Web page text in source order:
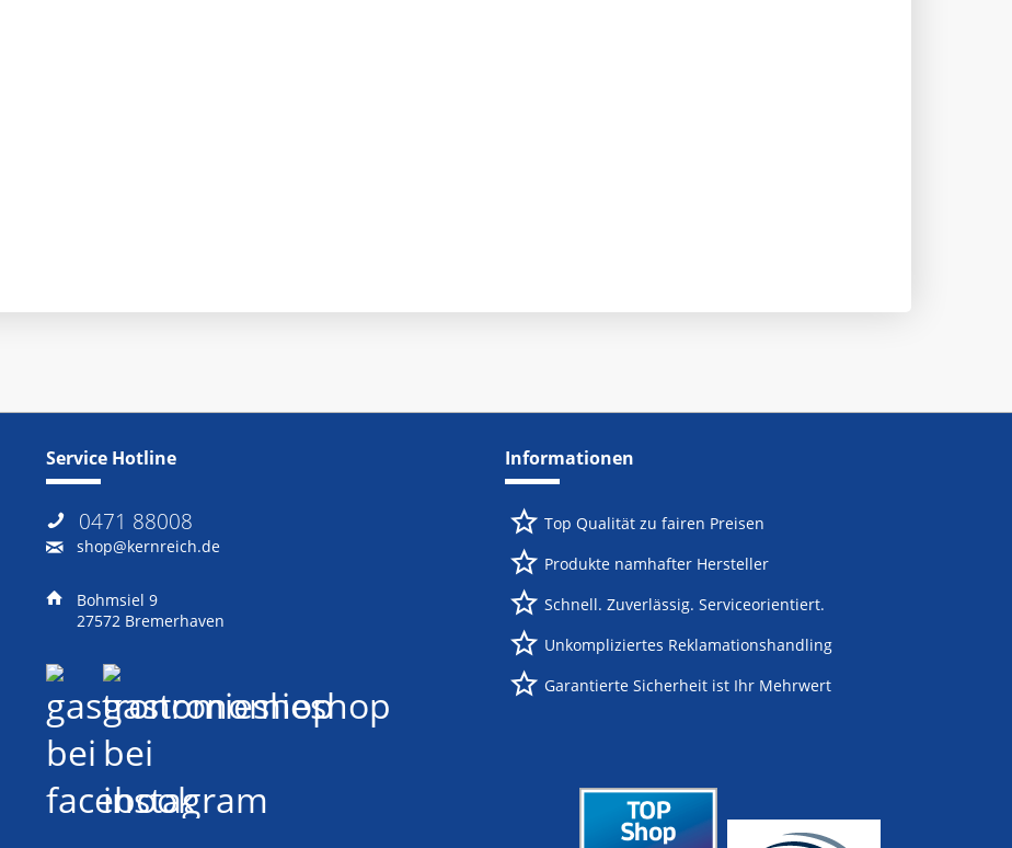
Service Hotline
0471 88008
shop@kernreich.de
Bohmsiel 9
27572 Bremerhaven
Informationen
Top Qualität zu fairen Preisen
Produkte namhafter Hersteller
Schnell. Zuverlässig. Serviceorientiert.
Unkompliziertes Reklamationshandling
Garantierte Sicherheit ist Ihr Mehrwert